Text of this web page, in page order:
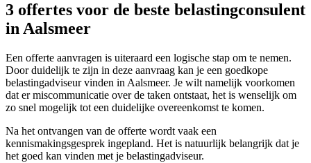
3 offertes voor de beste belastingconsulent
in Aalsmeer
Een offerte aanvragen is uiteraard een logische stap om te nemen.
Door duidelijk te zijn in deze aanvraag kan je een goedkope
belastingadviseur vinden in Aalsmeer. Je wilt namelijk voorkomen
dat er miscommunicatie over de taken ontstaat, het is wenselijk om
zo snel mogelijk tot een duidelijke overeenkomst te komen.
Na het ontvangen van de offerte wordt vaak een
kennismakingsgesprek ingepland. Het is natuurlijk belangrijk dat je
het goed kan vinden met je belastingadviseur.